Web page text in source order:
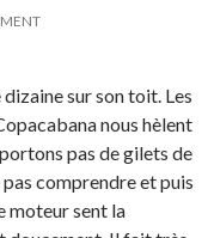
sur son toit. Les
nous hèlent
pas de gilets de
comprendre et puis
moteur sent la